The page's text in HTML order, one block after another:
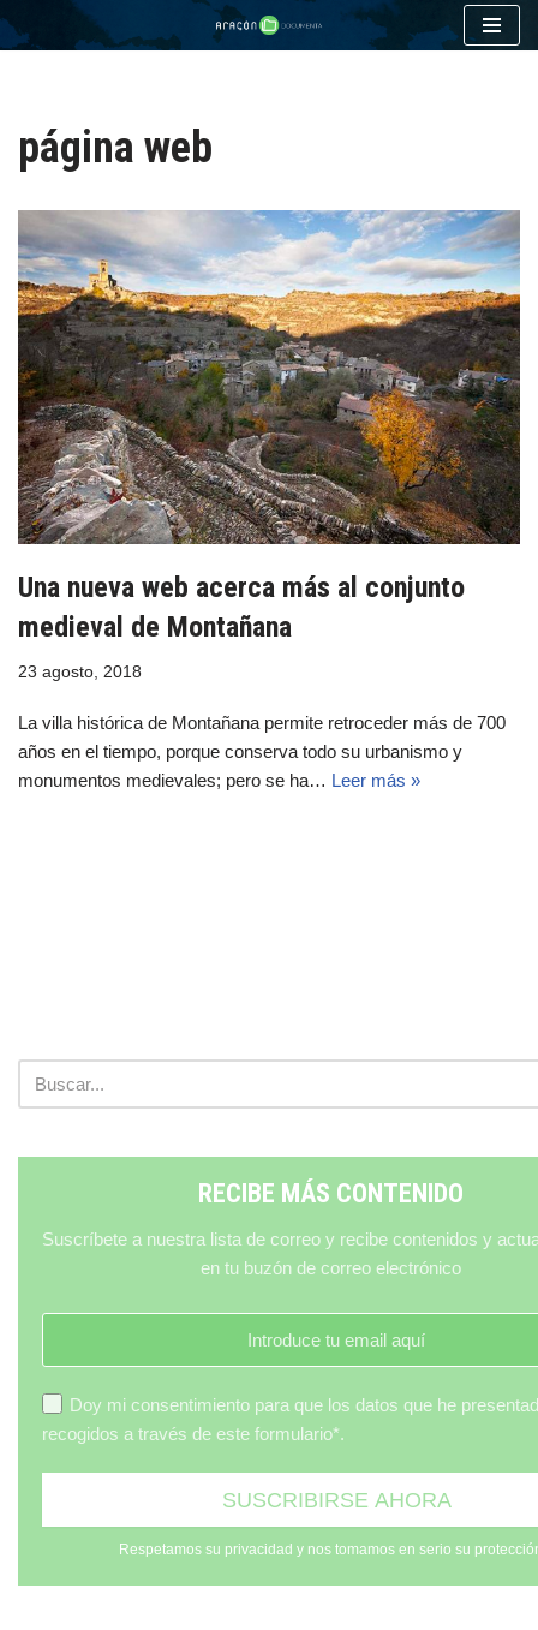
página web
Una nueva web acerca más al conjunto
medieval de Montañana
23 agosto, 2018
La villa histórica de Montañana permite retroceder más de 700
años en el tiempo, porque conserva todo su urbanismo y
monumentos medievales; pero se ha… Leer más »
RECIBE MÁS CONTENIDO
Suscríbete a nuestra lista de correo y recibe contenidos y
en tu buzón de correo electrónico
Doy mi consentimiento para que los datos que he
recogidos a través de este formulario*.
Respetamos su privacidad y nos tomamos en serio su